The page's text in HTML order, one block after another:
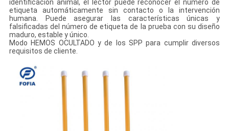
identificación animal, el lector puede reconocer el número de
etiqueta automáticamente sin contacto o la intervención
humana. Puede asegurar las características únicas y
falsificadas del número de etiqueta de la prueba con su diseño
maduro, estable y único.
Modo HEMOS OCULTADO y de los SPP para cumplir diversos
requisitos de cliente.